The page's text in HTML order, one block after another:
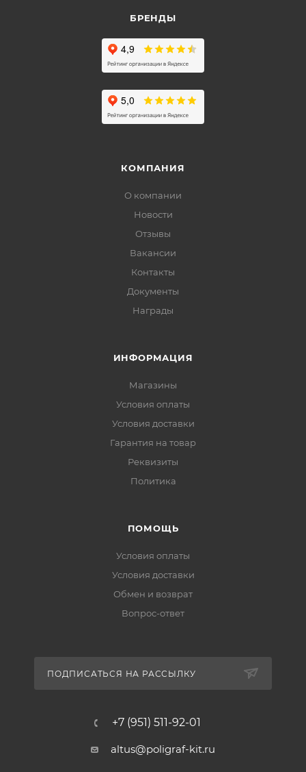
БРЕНДЫ
КОМПАНИЯ
О компании
Новости
Отзывы
Вакансии
Контакты
Документы
Награды
ИНФОРМАЦИЯ
Магазины
Условия оплаты
Условия доставки
Гарантия на товар
Реквизиты
Политика
ПОМОЩЬ
Условия оплаты
Условия доставки
Обмен и возврат
Вопрос-ответ
ПОДПИСАТЬСЯ НА РАССЫЛКУ
+7 (951) 511-92-01
altus@poligraf-kit.ru